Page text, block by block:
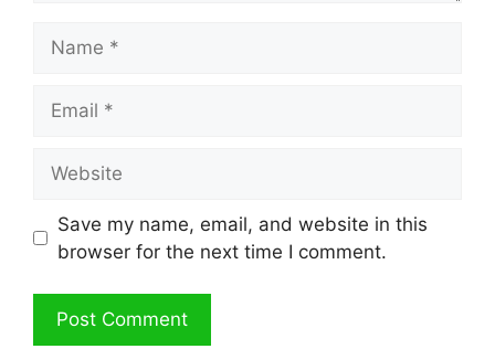
Save my name, email, and website in this
browser for the next time I comment.